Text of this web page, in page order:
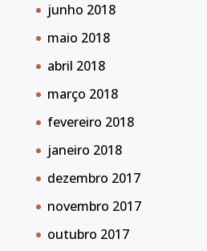
junho 2018
maio 2018
abril 2018
março 2018
fevereiro 2018
janeiro 2018
dezembro 2017
novembro 2017
outubro 2017